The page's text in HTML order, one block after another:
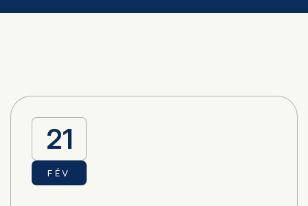
21
FÉV